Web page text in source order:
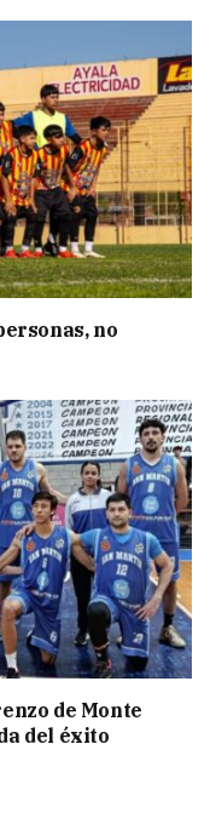
no
de Monte
del éxito